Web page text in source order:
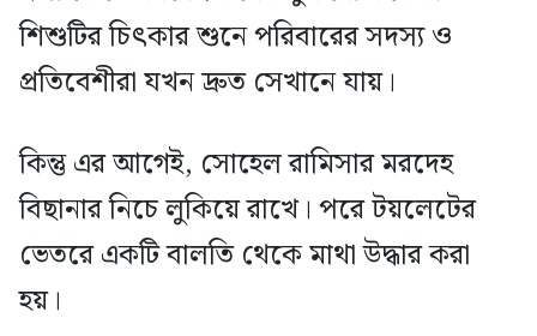
শিশুটির চিৎকার শুনে পরিবারের সদস্য ও
প্রতিবেশীরা যখন দ্রুত সেখানে যায়।
কিন্তু এর আগেই, সোহেল রামিসার মরদেহ
বিছানার নিচে লুকিয়ে রাখে। পরে টয়লেটের
ভেতরে একটি বালতি থেকে মাথা উদ্ধার করা
হয়।